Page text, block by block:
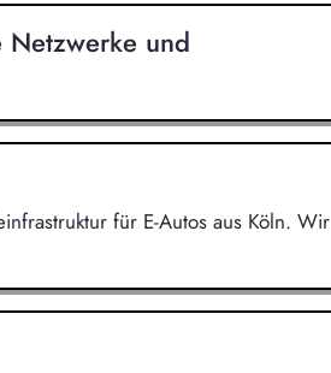
Netzwerke und
für E-Autos aus Köln. Wir